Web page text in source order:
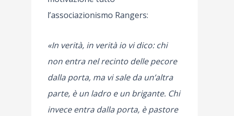
l’associazionismo Rangers:
«In verità, in verità io vi dico: chi
non entra nel recinto delle pecore
dalla porta, ma vi sale da un’altra
parte, è un ladro e un brigante. Chi
invece entra dalla porta, è pastore